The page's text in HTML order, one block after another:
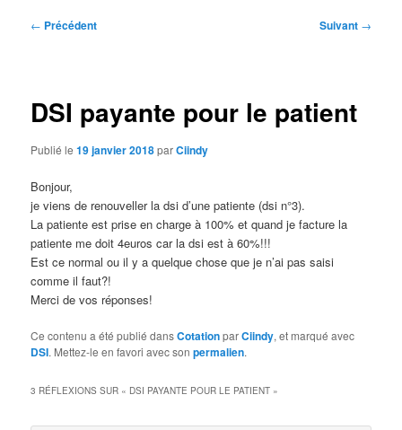
Navigation
← Précédent Suivant →
DSI payante pour le patient
Publié le19 janvier 2018parCiindy
Bonjour,
je viens de renouveller la dsi d’une patiente (dsi n°3).
La patiente est prise en charge à 100% et quand je facture la
patiente me doit 4euros car la dsi est à 60%!!!
Est ce normal ou il y a quelque chose que je n’ai pas saisi
comme il faut?!
Merci de vos réponses!
Ce contenu a été publié dansCotationparCiindy, et marqué avec
DSI. Mettez-le en favori avec sonpermalien.
3 RÉFLEXIONS SUR « DSI PAYANTE POUR LE PATIENT »